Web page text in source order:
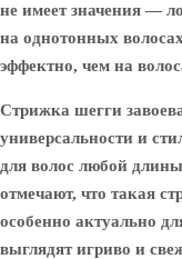
не имеет значения —
на однотонных
эффектно, чем на
Стрижка шегги
универсальности и
для волос любой
отмечают, что такая
особенно актуально
выглядят игриво и